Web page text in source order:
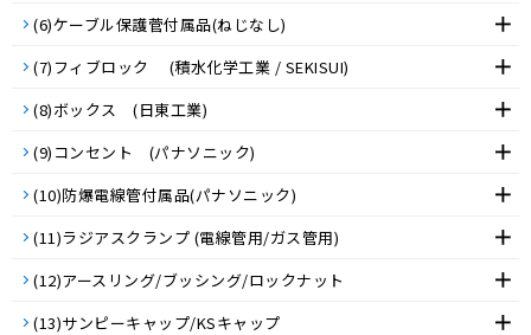
(6)ケーブル保護菅付属品(ねじなし)
(7)フィブロック (積水化学工業 / SEKISUI)
(8)ボックス (日東工業)
(9)コンセント (パナソニック)
(10)防爆電線管付属品(パナソニック)
(11)ラジアスクランプ (電線管用/ガス管用)
(12)アースリング/ブッシング/ロックナット
(13)サンピーキャップ/KSキャップ